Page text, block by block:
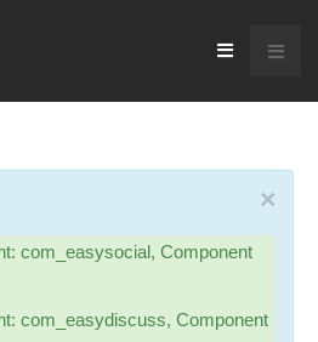
×
com_easysocial, Component
com_easydiscuss, Component